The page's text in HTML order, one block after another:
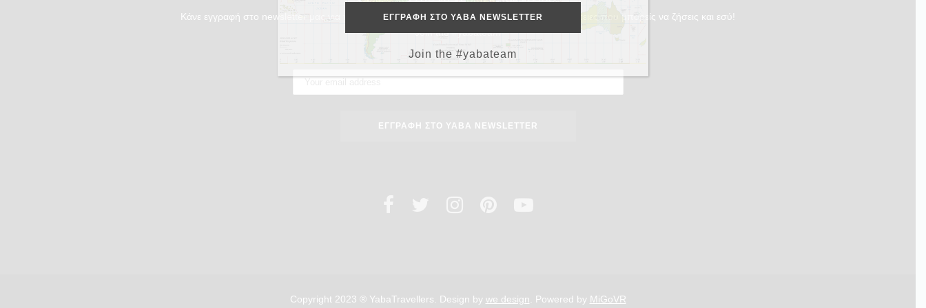
Κάνε εγγραφή στο newsletter μας για περισσότερα ταξιδιωτικά tips, προορισμούς και περιπέτειες που μπορείς να ζήσεις και εσύ!
Join the #yabateam
Copyright 2023 ® YabaTravellers. Design by we design . Powered by MiGoVR
Join the #yabateam